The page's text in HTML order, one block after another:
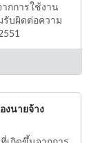
กการใช้งาน
บผิดต่อความ
งนายจ้าง